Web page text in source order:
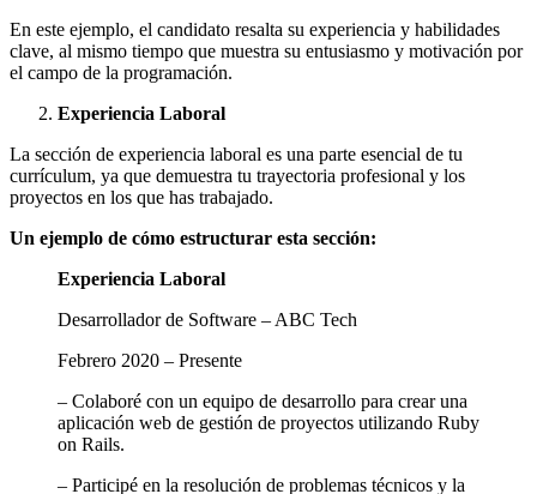
En este ejemplo, el candidato resalta su experiencia y habilidades
clave, al mismo tiempo que muestra su entusiasmo y motivación por
el campo de la programación.
Experiencia Laboral
La sección de experiencia laboral es una parte esencial de tu
currículum, ya que demuestra tu trayectoria profesional y los
proyectos en los que has trabajado.
Un ejemplo de cómo estructurar esta sección:
Experiencia Laboral
Desarrollador de Software – ABC Tech
Febrero 2020 – Presente
– Colaboré con un equipo de desarrollo para crear una
aplicación web de gestión de proyectos utilizando Ruby
on Rails.
– Participé en la resolución de problemas técnicos y la